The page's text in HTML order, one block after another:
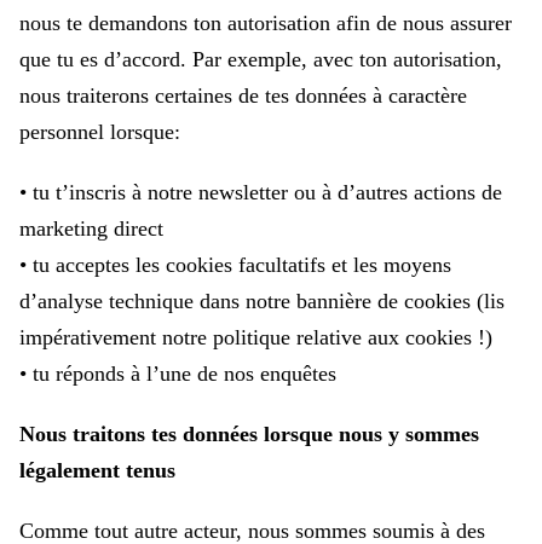
nous te demandons ton autorisation afin de nous assurer
que tu es d’accord. Par exemple, avec ton autorisation,
nous traiterons certaines de tes données à caractère
personnel lorsque:
• tu t’inscris à notre newsletter ou à d’autres actions de
marketing direct
• tu acceptes les cookies facultatifs et les moyens
d’analyse technique dans notre bannière de cookies (lis
impérativement notre politique relative aux cookies !)
• tu réponds à l’une de nos enquêtes
Nous traitons tes données lorsque nous y sommes
légalement tenus
Comme tout autre acteur, nous sommes soumis à des